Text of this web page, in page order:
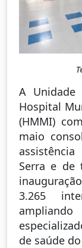
A Unidade
Hospital
(HMMI)
maio
Serra e de
3.265
de saúde